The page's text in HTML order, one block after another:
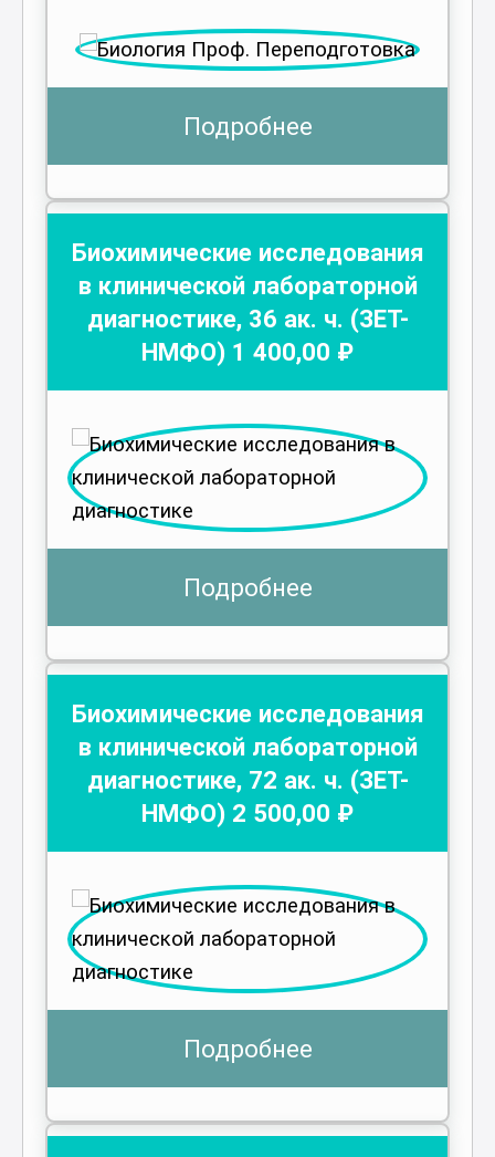
Подробнее
Биохимические исследования
в клинической лабораторной
диагностике, 36 ак. ч. (ЗЕТ-
НМФО) 1 400,00 ₽
Подробнее
Биохимические исследования
в клинической лабораторной
диагностике, 72 ак. ч. (ЗЕТ-
НМФО) 2 500,00 ₽
Подробнее